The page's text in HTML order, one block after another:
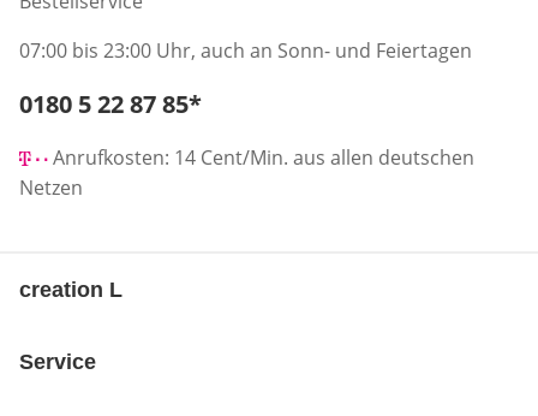
07:00 bis 23:00 Uhr, auch an Sonn- und Feiertagen
Telefonnummer:
0180 5 22 87 85*
Anrufkosten: 14 Cent/Min. aus allen deutschen
Netzen
creation L
Service